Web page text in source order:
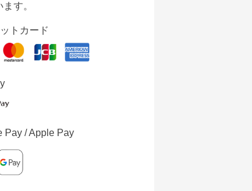
す。
トカード
Pay / Apple Pay